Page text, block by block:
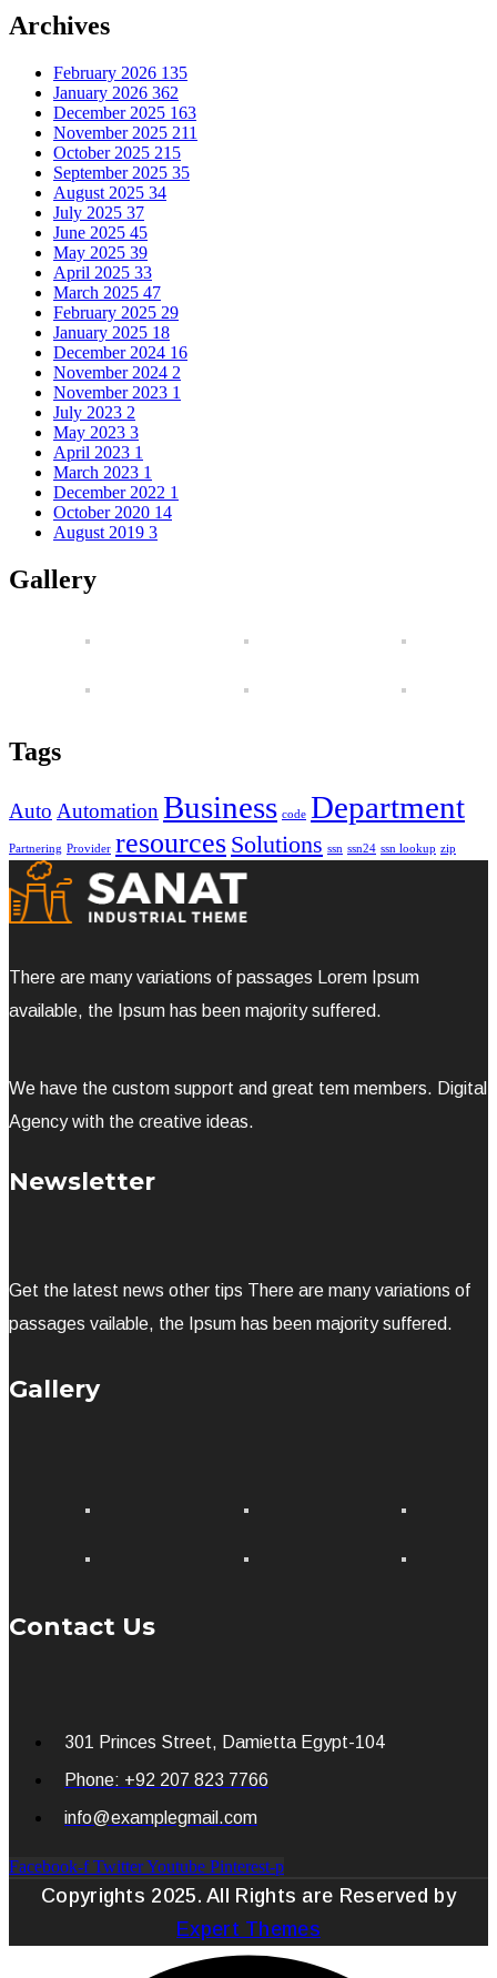
Archives
February 2026 135
January 2026 362
December 2025 163
November 2025 211
October 2025 215
September 2025 35
August 2025 34
July 2025 37
June 2025 45
May 2025 39
April 2025 33
March 2025 47
February 2025 29
January 2025 18
December 2024 16
November 2024 2
November 2023 1
July 2023 2
May 2023 3
April 2023 1
March 2023 1
December 2022 1
October 2020 14
August 2019 3
Gallery
Tags
Auto Automation Business code Department
Partnering Provider resources Solutions ssn ssn24 ssn lookup zip
There are many variations of passages Lorem Ipsum
available, the Ipsum has been majority suffered.
We have the custom support and great tem members. Digital
Agency with the creative ideas.
Newsletter
Get the latest news other tips There are many variations of
passages vailable, the Ipsum has been majority suffered.
Gallery
Contact Us
301 Princes Street, Damietta Egypt-104
Phone: +92 207 823 7766
info@examplegmail.com
Facebook-f TwitterYoutube Pinterest-p
Copyrights 2025. All Rights are Reserved by
Expert Themes